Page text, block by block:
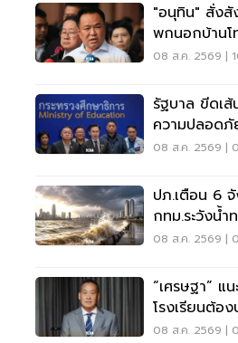
"อนุทิน" สั่งสั
พกนอกบ้านโ
โดนหนัก
08 ส.ค. 2569 |
รัฐบาล ขีดเ
ความปลอด
บูลลี่
08 ส.ค. 2569 |
ปภ.เตือน 6
กทม.ระวังน้ำ
ส.ค.69
08 ส.ค. 2569 |
“เศรษฐา” แ
โรงเรียนต้อ
ต้องรับฟัง
08 ส.ค. 2569 |